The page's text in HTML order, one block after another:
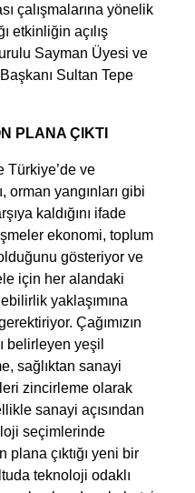
çalışmalarına yönelik
etkinliğin açılış
Sayman Üyesi ve
Sultan Tepe
PLANA ÇIKTI
Türkiye’de ve
orman yangınları gibi
kaldığını ifade
ekonomi, toplum
gösteriyor ve
için her alandaki
yaklaşımına
Çağımızın
belirleyen yeşil
sağlıktan sanayi
zincirleme olarak
sanayi açısından
seçimlerinde
plana çıktığı yeni bir
teknoloji odaklı